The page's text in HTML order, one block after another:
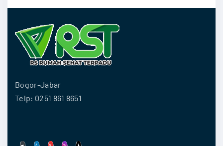
Bogor-Jabar
Telp: 0251 861 8651